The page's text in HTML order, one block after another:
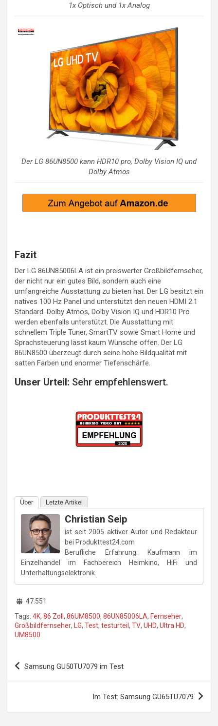
1x Optisch und 1x Analog
Der LG 86UN8500 kann HDR10 pro, Dolby Vision IQ und
Dolby Atmos
Fazit
Der LG 86UN85006LA ist ein preiswerter Großbildfernseher,
der nicht nur ein gutes Bild, sondern auch eine
umfangreiche Ausstattung zu bieten hat. Der LG besitzt ein
natives 100 Hz Panel und unterstützt den neuen HDMI 2.1
Standard. Dolby Atmos, Dolby Vision IQ und HDR10 Pro
werden ebenfalls unterstützt. Die Ausstattung mit
schnellem Triple Tuner, SmartTV sowie Smart Home und
Sprachsteuerung lässt kaum Wünsche offen. Der LG
86UN8500 überzeugt durch seine hohe Bildqualität mit
satten Farben und enormer Tiefenschärfe.
Unser Urteil: Sehr empfehlenswert.
Über Letzte Artikel
Christian Seip
ist seit 2005 aktiver Autor und Redakteur
bei Produkttest24.com
Berufliche Erfahrung: Kaufmann im
Einzelhandel im Fachbereich Heimkino, HiFi und
Unterhaltungselektronik.
47.551
Tags: 4K, 86 Zoll, 86UM8500, 86UN85006LA, Fernseher,
Großbildfernseher, LG, Test, testurteil, TV, UHD, Ultra HD,
UM8500
Beitragsnavigation
Samsung GU50TU7079 im Test
Im Test: Samsung GU65TU7079